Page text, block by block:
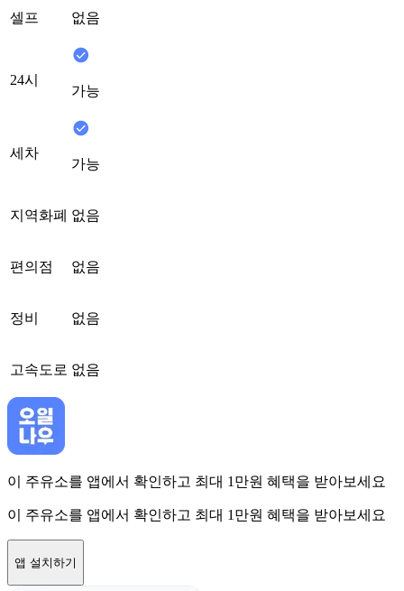
셀프 없음
24시
가능
세차
가능
지역화폐 없음
편의점 없음
정비 없음
고속도로 없음
이 주유소를 앱에서 확인하고 최대 1만원 혜택을 받아보세요
이 주유소를 앱에서 확인하고 최대 1만원 혜택을 받아보세요
앱 설치하기